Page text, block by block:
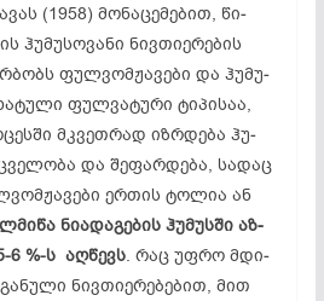
(1958) მო­ნა­ცე­მე­ბით, წი­
ჰუ­მუ­სო­ვა­ნი ნივ­თი­ერ­ებ­ის
ფულ­ვომჟა­ვე­ბი და ჰუ­მუ­
ფულ­ვა­ტუ­რი ტი­პი­საა,
მკვეთ­რად იზრ­დე­ბა ჰუ­
და შე­ფარ­დე­ბა, სა­დაც
ერ­თის ტო­ლია ან
ნი­ად­აგ­ებ­ის ჰუ­მუს­ში აზ­
6 %-ს აღ­­წევს. რაც უფ­რო მდი­
ნივ­თი­ერ­ებ­ებ­ით, მით